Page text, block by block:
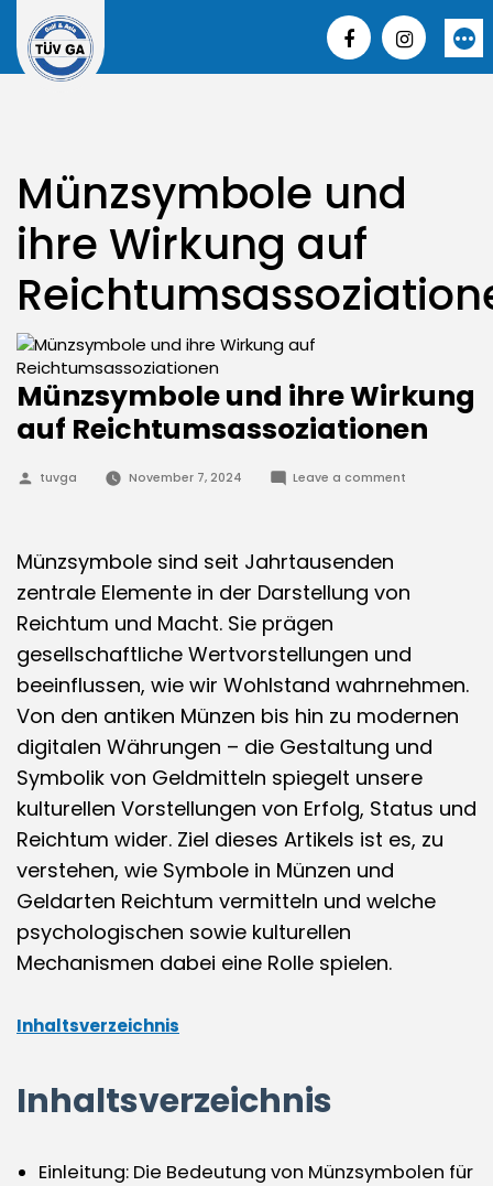
content
More
Münzsymbole und
ihre Wirkung auf
Münzsymbole und ihre Wirkung
auf Reichtumsassoziationen
Posted
tuvga November 7, 2024 Leave a commenton
Münzsymbole sind seit Jahrtausenden
zentrale Elemente in der Darstellung von
Reichtum und Macht. Sie prägen
gesellschaftliche Wertvorstellungen und
beeinflussen, wie wir Wohlstand wahrnehmen.
Von den antiken Münzen bis hin zu modernen
digitalen Währungen – die Gestaltung und
Symbolik von Geldmitteln spiegelt unsere
kulturellen Vorstellungen von Erfolg, Status und
Reichtum wider. Ziel dieses Artikels ist es, zu
verstehen, wie Symbole in Münzen und
Geldarten Reichtum vermitteln und welche
psychologischen sowie kulturellen
Mechanismen dabei eine Rolle spielen.
Inhaltsverzeichnis
Inhaltsverzeichnis
Einleitung: Die Bedeutung von Münzsymbolen für